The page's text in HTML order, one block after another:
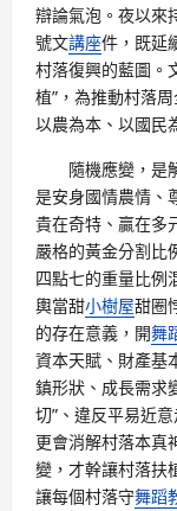
辯論氣泡。夜以來
號文講座件，既延
村落復興的藍圖。
植”，為推動村落
以農為本、以國民
隨機應變，是
是安身國情農情、
貴在奇特、贏在多
嚴格的黃金分割比
四點七的重量比例
輿當甜小樹屋甜圈
的存在意義，開舞
資本天賦、財產基
鎮形狀、成長需求
切”、違反平易近意
更會消解村落本真
變，才幹讓村落扶
讓每個村落守舞蹈